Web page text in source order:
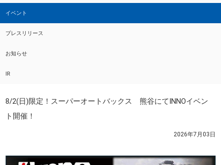
イベント
プレスリリース
お知らせ
IR
8/2(日)限定！スーパーオートバックス 熊谷にてINNOイベン
ト開催！
2026年7月03日